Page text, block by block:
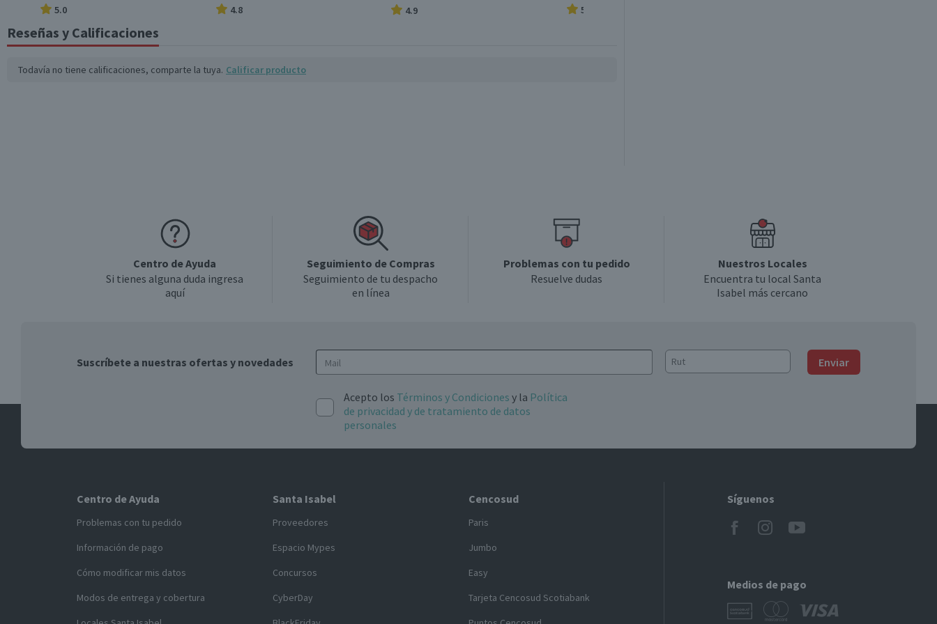
5.0 4.8 4.9 5.0
Reseñas y Calificaciones
Todavía no tiene calificaciones, comparte la tuya. Calificar producto
Centro de Ayuda
Si tienes alguna duda ingresa
aquí
Seguimiento de Compras
Seguimiento de tu despacho
en línea
Problemas con tu pedido
Resuelve dudas
Nuestros Locales
Encuentra tu local Santa
Isabel más cercano
Suscríbete a nuestras ofertas y novedades Enviar
Acepto los Términos y Condiciones y la Política
de privacidad y de tratamiento de datos
personales
Centro de Ayuda
Problemas con tu pedido
Información de pago
Cómo modificar mis datos
Modos de entrega y cobertura
Santa Isabel
Proveedores
Espacio Mypes
Concursos
CyberDay
Cencosud
Paris
Jumbo
Easy
Tarjeta Cencosud Scotiabank
Síguenos
Medios de pago